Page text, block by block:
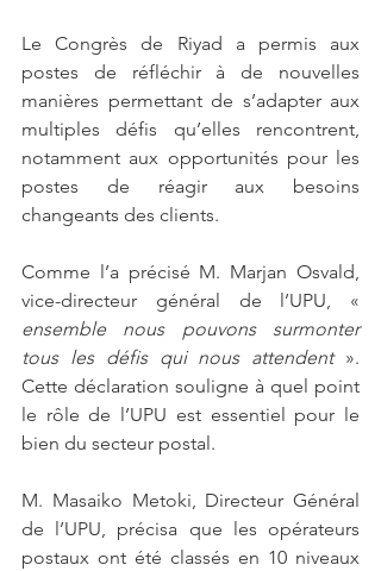
Le Congrès de Riyad a permis aux
postes de réfléchir à de nouvelles
manières permettant de s’adapter aux
multiples défis qu’elles rencontrent,
notamment aux opportunités pour les
postes de réagir aux besoins
changeants des clients.
Comme l’a précisé M. Marjan Osvald,
ensemble nous pouvons surmonter
tous les défis qui nous attendent ».
Cette déclaration souligne à quel point
le rôle de l’UPU est essentiel pour le
bien du secteur postal.
M. Masaiko Metoki, Directeur Général
de l’UPU, précisa que les opérateurs
postaux ont été classés en 10 niveaux